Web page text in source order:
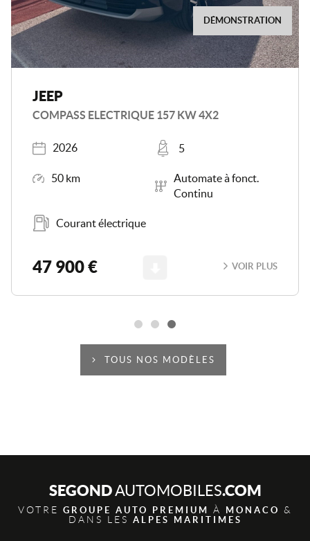
DÉMONSTRATION
JEEP
COMPASS ELECTRIQUE 157 KW 4X2
Année
2026
Places
5
50 km
Automate à fonct.
Continu
Carburant
Courant électrique
47 900 € VOIR PLUS
TOUS NOS MODÈLES
SEGONDAUTOMOBILES.COM
VOTRE GROUPE AUTO PREMIUM À MONACO &
DANS LES ALPES MARITIMES